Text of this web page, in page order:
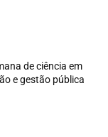
de ciência em
e gestão pública